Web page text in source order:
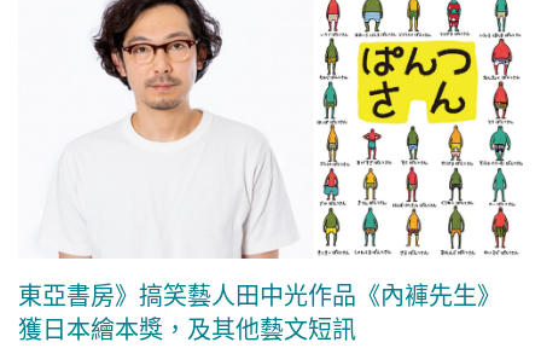
東亞書房》搞笑藝人田中光作品《內褲先生》
獲日本繪本獎，及其他藝文短訊